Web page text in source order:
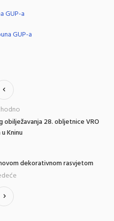
GUP-a
GUP-a
28. obljetnice VRO
Kninu
dekorativnom rasvjetom